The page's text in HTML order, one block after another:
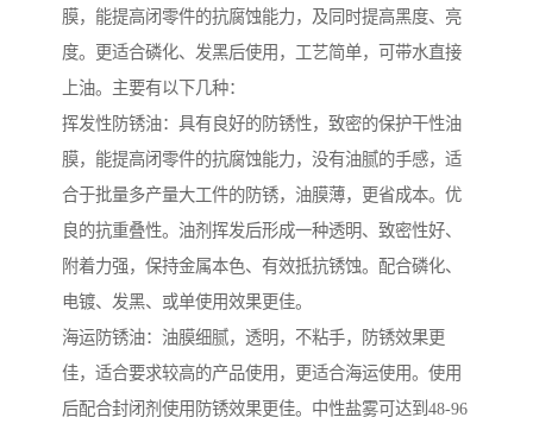
膜，能提高闭零件的抗腐蚀能力，及同时提高黑度、亮
度。更适合磷化、发黑后使用，工艺简单，可带水直接
上油。主要有以下几种：
挥发性防锈油：具有良好的防锈性，致密的保护干性油
膜，能提高闭零件的抗腐蚀能力，没有油腻的手感，适
合于批量多产量大工件的防锈，油膜薄，更省成本。优
良的抗重叠性。油剂挥发后形成一种透明、致密性好、
附着力强，保持金属本色、有效抵抗锈蚀。配合磷化、
电镀、发黑、或单使用效果更佳。
海运防锈油：油膜细腻，透明，不粘手，防锈效果更
佳，适合要求较高的产品使用，更适合海运使用。使用
后配合封闭剂使用防锈效果更佳。中性盐雾可达到48-96